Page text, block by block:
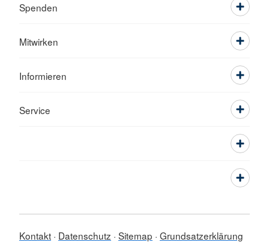
Spenden
Mitwirken
Informieren
Service
Kontakt Datenschutz Sitemap Grundsatzerklärung